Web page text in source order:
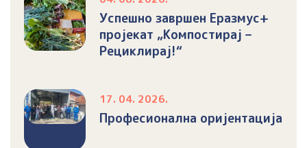
Успешно завршен Еразмус+
пројекат „Компостирај –
Рециклирај!“
17. 04. 2026.
Професионална оријентација